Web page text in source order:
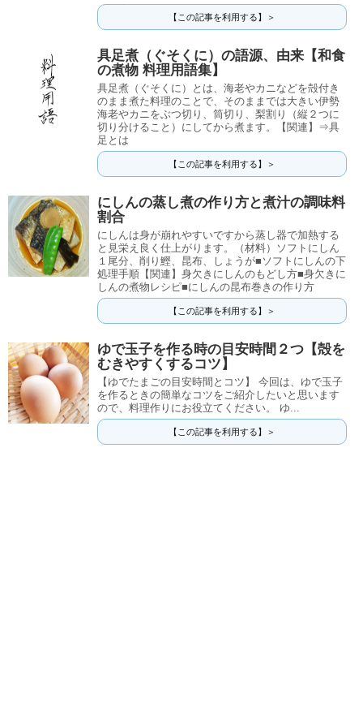
【この記事を利用する】＞
具足煮（ぐそくに）の語源、由来【和食
の煮物 料理用語集】
具足煮（ぐそくに）とは、海老やカニなどを殻付き
のまま煮た料理のことで、そのままでは大きい伊勢
海老やカニをぶつ切り、筒切り、梨割り（縦２つに
切り分けること）にしてから煮ます。【関連】⇒具
足とは
【この記事を利用する】＞
にしんの蒸し煮の作り方と煮汁の調味料
割合
にしんは身が崩れやすいですから蒸し器で加熱する
と見栄え良く仕上がります。（材料）ソフトにしん
１尾分、削り鰹、昆布、しょうが■ソフトにしんの下
処理手順【関連】身欠きにしんのもどし方■身欠きに
しんの煮物レシピ■にしんの昆布巻きの作り方
【この記事を利用する】＞
ゆで玉子を作る時の目安時間２つ【殻を
むきやすくするコツ】
【ゆでたまごの目安時間とコツ】 今回は、ゆで玉子
を作るときの簡単なコツをご紹介したいと思います
ので、料理作りにお役立てください。 ゆ...
【この記事を利用する】＞